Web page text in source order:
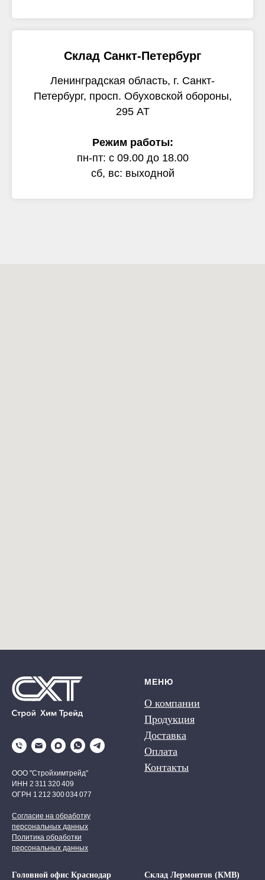
Склад Санкт-Петербург
Ленинградская область, г. Санкт-
Петербург, просп. Обуховской обороны,
295 АТ
Режим работы:
пн-пт: с 09.00 до 18.00
сб, вс: выходной
ООО "Стройхимтрейд"
ИНН 2 311 320 409
ОГРН 1 212 300 034 077
Согласие на обработку
персональных данных
Политика обработки
персональных данных
МЕНЮ
О компании
Продукция
Доставка
Оплата
Контакты
Головной офис Краснодар Склад Лермонтов (КМВ)